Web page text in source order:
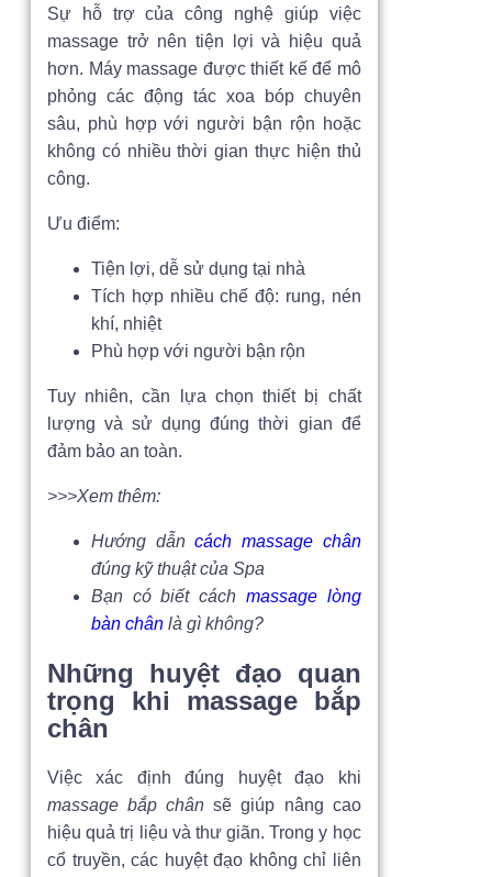
Sự hỗ trợ của công nghệ giúp việc
massage trở nên tiện lợi và hiệu quả
hơn. Máy massage được thiết kế để mô
phỏng các động tác xoa bóp chuyên
sâu, phù hợp với người bận rộn hoặc
không có nhiều thời gian thực hiện thủ
công.
Ưu điểm:
Tiện lợi, dễ sử dụng tại nhà
Tích hợp nhiều chế độ: rung, nén
khí, nhiệt
Phù hợp với người bận rộn
Tuy nhiên, cần lựa chọn thiết bị chất
lượng và sử dụng đúng thời gian để
đảm bảo an toàn.
>>>Xem thêm:
Hướng dẫncách massage chân
đúng kỹ thuật của Spa
Bạn có biết cách massage lòng
bàn chân là gì không?
Những huyệt đạo quan
trọng khi massage bắp
chân
Việc xác định đúng huyệt đạo khi
massage bắp chân sẽ giúp nâng cao
hiệu quả trị liệu và thư giãn. Trong y học
cổ truyền, các huyệt đạo không chỉ liên